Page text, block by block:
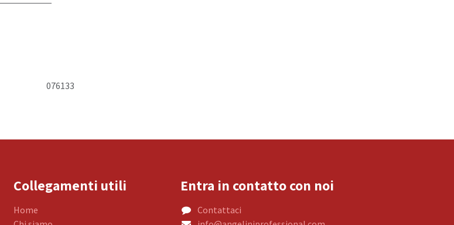
076133
Collegamenti utili
Home
Entra in contatto con noi
Contattaci